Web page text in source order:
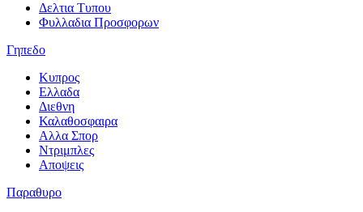
Δελτια Τυπου
Φυλλαδια Προσφορων
Γηπεδο
Κυπρος
Ελλαδα
Διεθνη
Καλαθοσφαιρα
Αλλα Σπορ
Ντριμπλες
Αποψεις
Παραθυρο